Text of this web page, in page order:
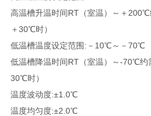
高温槽升温时间RT（室温）～＋
＋30℃时）
低温槽温度设定范围:－10℃～－70℃
低温槽降温时间RT（室温）～-70℃约
30℃时）
温度波动度:±1.0℃
温度均匀度:±2.0℃